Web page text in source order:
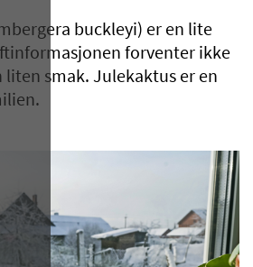
buckleyi) er en lite
forventer ikke
liten smak. Julekaktus er en